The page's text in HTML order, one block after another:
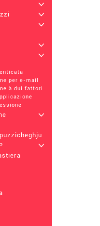
+
+
+
+
+
per e-mail
à dui fattori
+
+